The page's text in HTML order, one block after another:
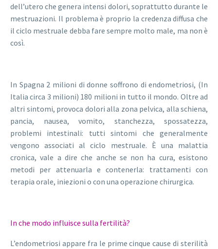
dell’utero che genera intensi dolori, soprattutto durante le
mestruazioni. Il problema è proprio la credenza diffusa che
il ciclo mestruale debba fare sempre molto male, ma non è
così.
In Spagna 2 milioni di donne soffrono di endometriosi, (In
Italia circa 3 milioni) 180 milioni in tutto il mondo. Oltre ad
altri sintomi, provoca dolori alla zona pelvica, alla schiena,
pancia, nausea, vomito, stanchezza, spossatezza,
problemi intestinali: tutti sintomi che generalmente
vengono associati al ciclo mestruale. È una malattia
cronica, vale a dire che anche se non ha cura, esistono
metodi per attenuarla e contenerla: trattamenti con
terapia orale, iniezioni o con una operazione chirurgica.
In che modo influisce sulla fertilità?
L’endometriosi appare fra le prime cinque cause di sterilità